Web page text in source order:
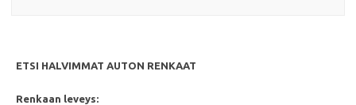
ETSI HALVIMMAT AUTON RENKAAT
Renkaan leveys: